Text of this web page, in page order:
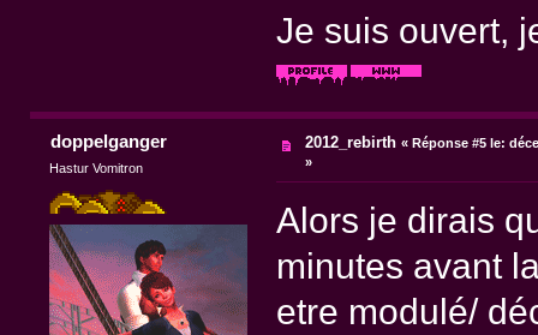
Je suis ouvert,
doppelganger
Hastur Vomitron
2012_rebirth «Réponse #5 le:
»
Alors je dirais
minutes avant
etre modulé/